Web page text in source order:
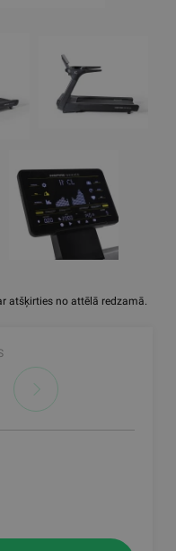
atšķirties no attēlā redzamā.